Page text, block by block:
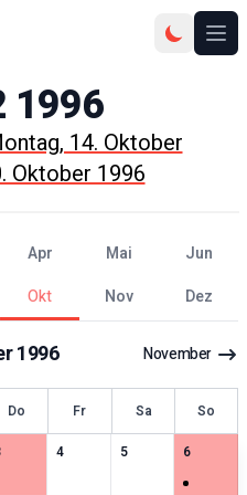
1996
14. Oktober
Oktober 1996
Apr Mai
Jun
Okt Nov Dez
1996 November
Do Fr Sa So
særlige datoer
4
0særlige datoer
5
0særlige datoer
6
1særlige